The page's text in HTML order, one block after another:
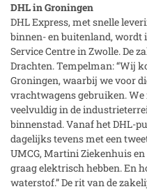
DHL in Groningen
DHL Express, met snelle
binnen- en buitenland, wordt
Service Centre in Zwolle. De
Drachten. Tempelman: “Wij
Groningen, waarbij we voor
vrachtwagens gebruiken.
veelvuldig in de
binnenstad. Vanaf het DHL-
dagelijks tevens met een
UMCG, Martini Ziekenhuis
graag elektrisch hebben. En
waterstof.” De rit van de